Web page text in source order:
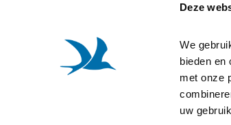
Deze
We
bieden en
met onze
uw